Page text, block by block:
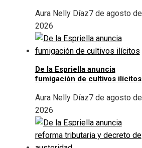
Aura Nelly Díaz7 de agosto de
2026
De la Espriella anuncia
fumigación de cultivos ilícitos
Aura Nelly Díaz7 de agosto de
2026